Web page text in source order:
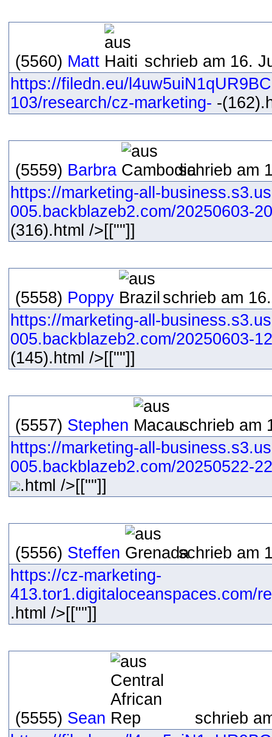
(5560) Matt
schrieb am 16.
https://filedn.eu/
103/research/cz-marketing- -
(5559) Barbra
schrieb am
https://marketing-all-
005.backblazeb2.com/20250603-
(316).html />[[""]]
(5558) Poppy
schrieb am
https://marketing-all-
005.backblazeb2.com/20250603-
(145).html />[[""]]
(5557) Stephen
schrieb am
https://marketing-all-
005.backblazeb2.com/20250522-
.html />[[""]]
(5556) Steffen
schrieb am
https://cz-marketing-
413.tor1.digitaloceanspaces.com/
.html />[[""]]
(5555) Sean
schrieb